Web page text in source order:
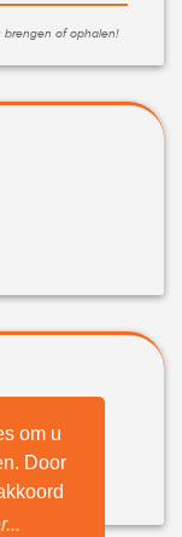
om u
Door
brengen of ophalen!